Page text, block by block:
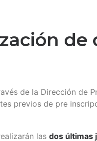
de la Dirección de
previos de pre
las dos últimas